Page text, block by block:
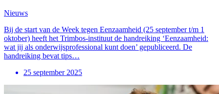
Nieuws
Bij de start van de Week tegen Eenzaamheid (25 september t/m 1
oktober) heeft het Trimbos-instituut de handreiking ‘Eenzaamheid:
wat jij als onderwijsprofessional kunt doen’ gepubliceerd. De
handreiking bevat tips…
25 september 2025